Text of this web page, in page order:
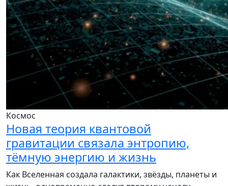
Космос
Новая теория квантовой
гравитации связала энтропию,
тёмную энергию и жизнь
Как Вселенная создала галактики, звёзды, планеты и